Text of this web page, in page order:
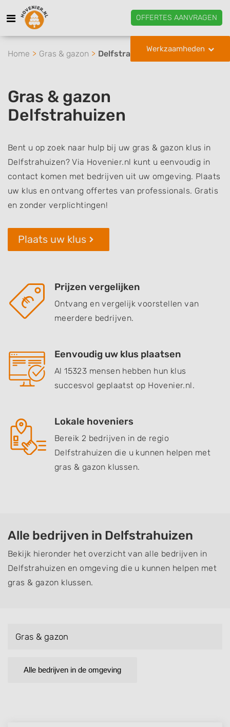
OFFERTES AANVRAGEN
Werkzaamheden
Home Gras & gazon Delfstrahuizen
Gras & gazon
Delfstrahuizen
Bent u op zoek naar hulp bij uw gras & gazon klus in
Delfstrahuizen? Via Hovenier.nl kunt u eenvoudig in
contact komen met bedrijven uit uw omgeving. Plaats
uw klus en ontvang offertes van professionals. Gratis
en zonder verplichtingen!
Plaats uw klus
Prijzen vergelijken
Ontvang en vergelijk voorstellen van
meerdere bedrijven.
Eenvoudig uw klus plaatsen
Al 15323 mensen hebben hun klus
succesvol geplaatst op Hovenier.nl.
Lokale hoveniers
Bereik 2 bedrijven in de regio
Delfstrahuizen die u kunnen helpen met
gras & gazon klussen.
Alle bedrijven in Delfstrahuizen
Bekijk hieronder het overzicht van alle bedrijven in
Delfstrahuizen en omgeving die u kunnen helpen met
gras & gazon klussen.
Gras & gazon
Alle bedrijven in de omgeving